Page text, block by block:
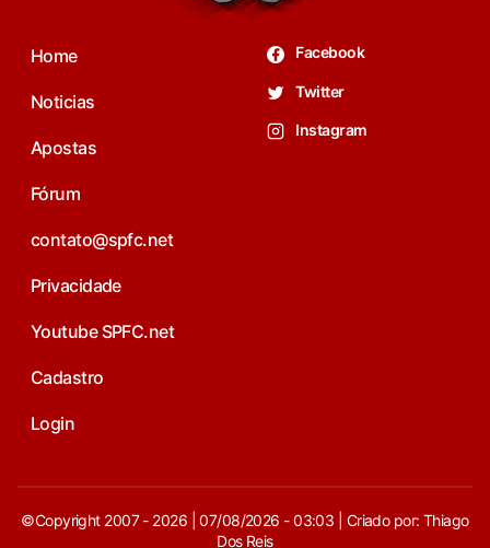
Home
Noticias
Apostas
Fórum
contato@spfc.net
Privacidade
Youtube SPFC.net
Cadastro
Login
Facebook
Twitter
Instagram
©Copyright 2007 - 2026 | 07/08/2026 - 03:03 | Criado por: Thiago
Dos Reis